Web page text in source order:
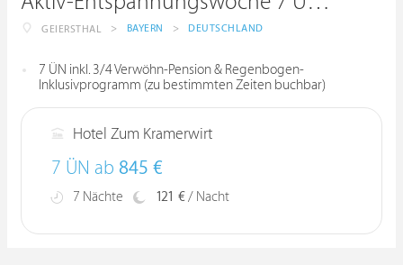
GEIERSTHAL > BAYERN > DEUTSCHLAND
7 ÜN inkl. 3/4 Verwöhn-Pension & Regenbogen-
Inklusivprogramm (zu bestimmten Zeiten buchbar)
Hotel Zum Kramerwirt
7 ÜN ab 845 €
7 Nächte 121 €/ Nacht